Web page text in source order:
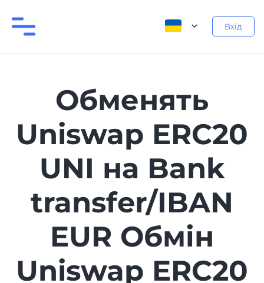
Вхід
Обменять
Uniswap ERC20
UNI на Bank
transfer/IBAN
EUR Обмін
Uniswap ERC20